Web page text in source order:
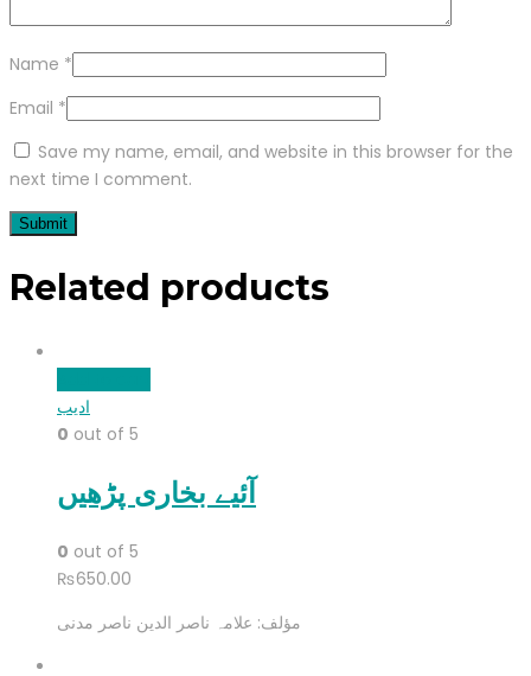
Name *
Email *
Save my name, email, and website in this browser for the
next time I comment.
Related products
ادیب
0 out of 5
آئیے بخاری پڑھیں
0 out of 5
₨650.00
مؤلف: علامہ ناصر الدین ناصر مدنی